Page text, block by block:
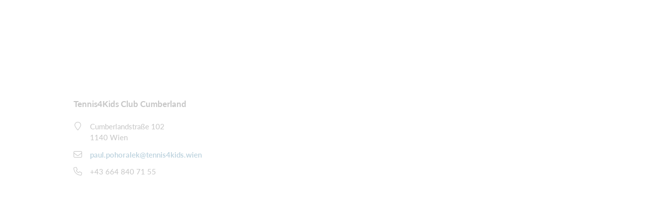
Tennis4Kids Club Cumberland
Cumberlandstraße 102
1140 Wien
paul.pohoralek@tennis4kids.wien
+43 664 840 71 55